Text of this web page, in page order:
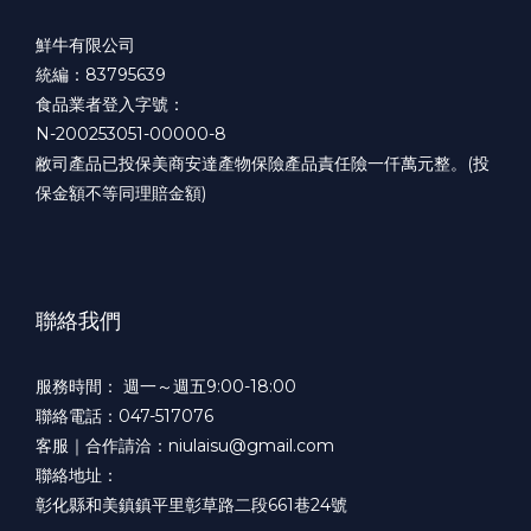
鮮牛有限公司
統編：83795639
食品業者登入字號：
N-200253051-00000-8
敝司產品已投保美商安達產物保險產品責任險一仟萬元整。(投
保金額不等同理賠金額)
聯絡我們
服務時間： 週一～週五9:00-18:00
聯絡電話：047-517076
客服｜合作請洽：niulaisu@gmail.com
聯絡地址：
彰化縣和美鎮鎮平里彰草路二段661巷24號